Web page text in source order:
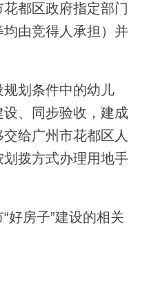
都区政府指定部门
均由竞得人承担）并
划条件中的幼儿
、同步验收，建成
给广州市花都区人
拨方式办理用地手
好房子”建设的相关